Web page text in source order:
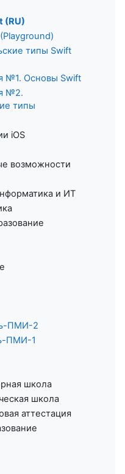
(RU)
типы Swift
№1. Основы Swift
№2.
типы
iOS
возможности
и ИТ
ПМИ-2
ПМИ-1
школа
школа
аттестация